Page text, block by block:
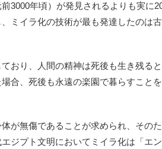
3000年頃）が発見されるよりも実に
ミイラ化の技術が最も発達したのは
おり、人間の精神は死後も生き残る
合、死後も永遠の楽園で暮らすこと
が無傷であることが求められ、その
ジプト文明においてミイラ化は「エン